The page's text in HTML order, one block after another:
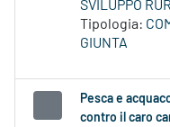
SVILUPPO
Tipologia:
GIUNTA
Pesca e
contro il caro